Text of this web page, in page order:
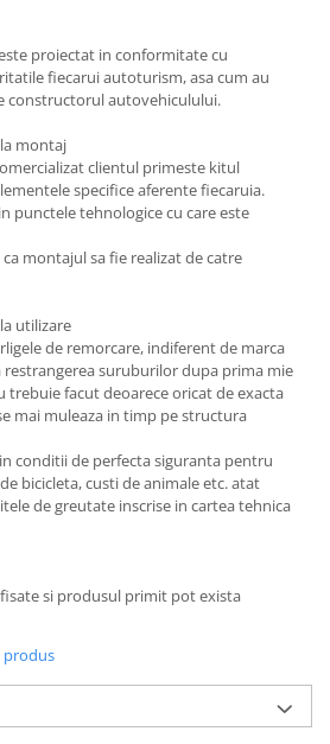
proiectat in conformitate cu
fiecarui autoturism, asa cum au
constructorul autovehiculului.
montaj
clientul primeste kitul
specifice aferente fiecaruia.
punctele tehnologice cu care este
montajul sa fie realizat de catre
utilizare
de remorcare, indiferent de marca
restrangerea suruburilor dupa prima mie
trebuie facut deoarece oricat de exacta
mai muleaza in timp pe structura
conditii de perfecta siguranta pentru
bicicleta, custi de animale etc. atat
de greutate inscrise in cartea tehnica
si produsul primit pot exista